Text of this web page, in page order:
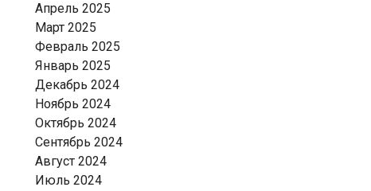
Апрель 2025
Март 2025
Февраль 2025
Январь 2025
Декабрь 2024
Ноябрь 2024
Октябрь 2024
Сентябрь 2024
Август 2024
Июль 2024